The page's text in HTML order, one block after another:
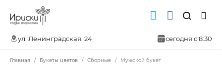
ул. Ленинградская, 24 сегодня с 8:30
Главная Букеты цветов Сборные Мужской букет